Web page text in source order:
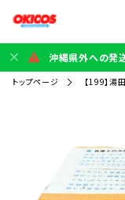
沖縄県外への発
トップページ 【199】